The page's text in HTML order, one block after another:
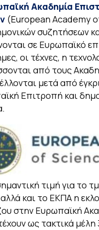
Ακαδημία
(European Academy
συζητήσεων
σε Ευρωπαϊκό
οι τέχνες, η
από τους
μετά από
Επιτροπή και
τιμή για το
αλλά και το ΕΚΠΑ η
στην Ευρωπαϊκή
ως τακτικά